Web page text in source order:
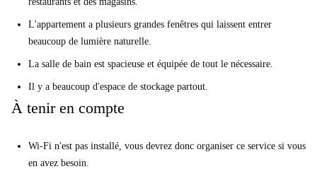
L'appartement a plusieurs grandes fenêtres qui laissent entrer
beaucoup de lumière naturelle.
La salle de bain est spacieuse et équipée de tout le nécessaire.
Il y a beaucoup d'espace de stockage partout.
À tenir en compte
Wi-Fi n'est pas installé, vous devrez donc organiser ce service si vous
en avez besoin.